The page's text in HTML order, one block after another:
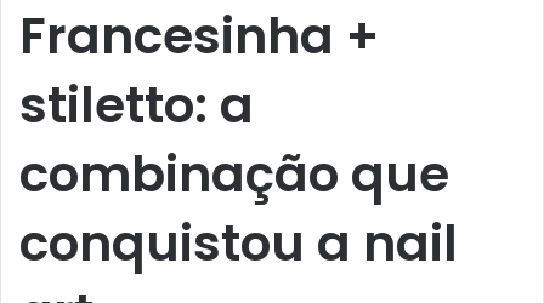
Francesinha +
stiletto: a
combinação que
conquistou a nail